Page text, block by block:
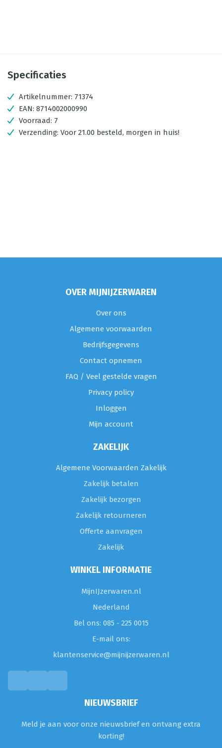
Specificaties
Artikelnummer: 71374
EAN: 8714002000990
Voorraad: 7
Verzending: Voor 21.00 besteld, morgen in huis!
OVER MIJNIJZERWAREN
Over ons
Algemene voorwaarden
Bedrijfsgegevens
Contact opnemen
FAQ / Veel gestelde vragen
Privacy policy
Inloggen
Mijn account
ZAKELIJK
Algemene Voorwaarden Zakelijk
Zakelijk betalen
Zakelijk bezorgen
Zakelijk retourneren
Offerte aanvragen
Zakelijk
WINKEL INFORMATIE
MijnIJzerwaren.nl
Nederland
Bel ons: 085 - 225 0015
E-mail ons:
klantenservice@mijnijzerwaren.nl
NIEUWSBRIEF
Meld je aan voor onze nieuwsbrief en ontvang extra
korting!